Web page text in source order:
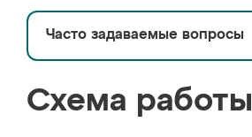
Часто задаваемые вопросы
Схема работы